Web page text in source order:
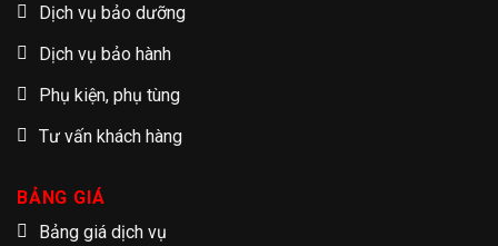
Dịch vụ bảo dưỡng
Dịch vụ bảo hành
Phụ kiện, phụ tùng
Tư vấn khách hàng
BẢNG GIÁ
Bảng giá dịch vụ